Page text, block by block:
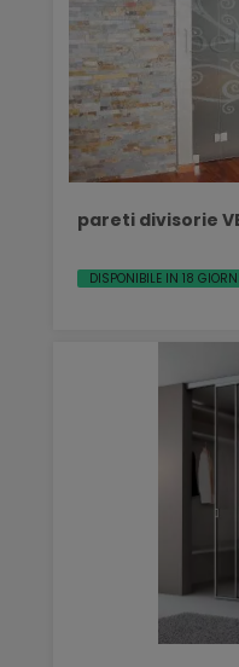
pareti divisorie
DISPONIBILE IN 18 GIORNI